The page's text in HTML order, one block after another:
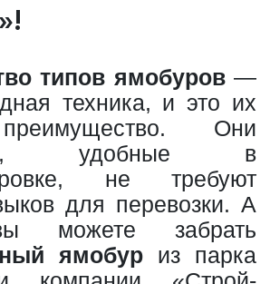
типов ямобуров—
техника, и это их
Они
удобные в
не требуют
для перевозки. А
можете забрать
ямобур из парка